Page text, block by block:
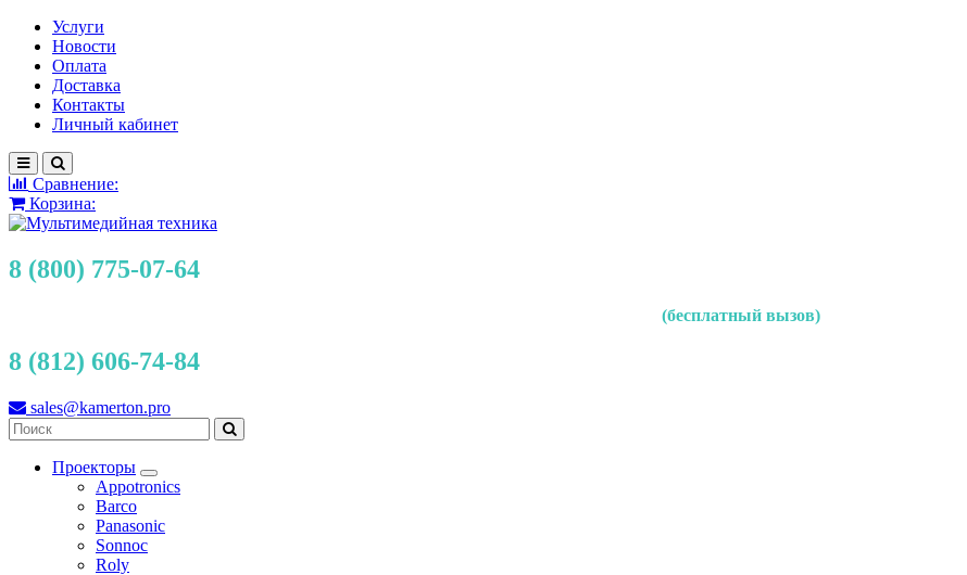
Услуги
Новости
Оплата
Доставка
Контакты
Личный кабинет
Сравнение:
Корзина:
8 (800) 775-07-64
(бесплатный вызов)
8 (812) 606-74-84
sales@kamerton.pro
Проекторы
Appotronics
Barco
Panasonic
Sonnoc
Roly